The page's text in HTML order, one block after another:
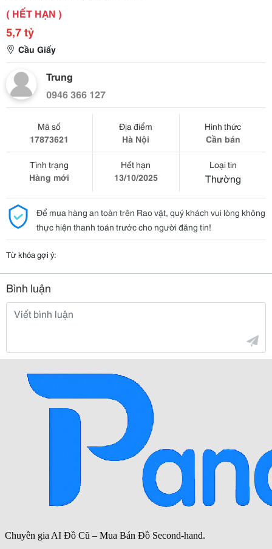
( HẾT HẠN )
5,7 tỷ
Cầu Giấy
Trung
0946 366 127
Mã số
17873621
Địa điểm
Hà Nội
Hình thức
Cần bán
Tình trạng
Hàng mới
Hết hạn
13/10/2025
Loại tin
Thường
Để mua hàng an toàn trên Rao vặt, quý khách vui lòng không
thực hiện thanh toán trước cho người đăng tin!
Từ khóa gợi ý:
Bình luận